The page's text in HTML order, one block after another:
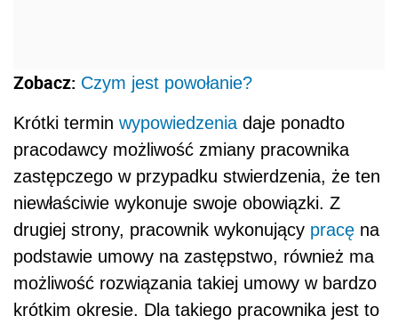
Zobacz: Czym jest powołanie?
Krótki termin wypowiedzenia daje ponadto
pracodawcy możliwość zmiany pracownika
zastępczego w przypadku stwierdzenia, że ten
niewłaściwie wykonuje swoje obowiązki. Z
drugiej strony, pracownik wykonujący pracę na
podstawie umowy na zastępstwo, również ma
możliwość rozwiązania takiej umowy w bardzo
krótkim okresie. Dla takiego pracownika jest to